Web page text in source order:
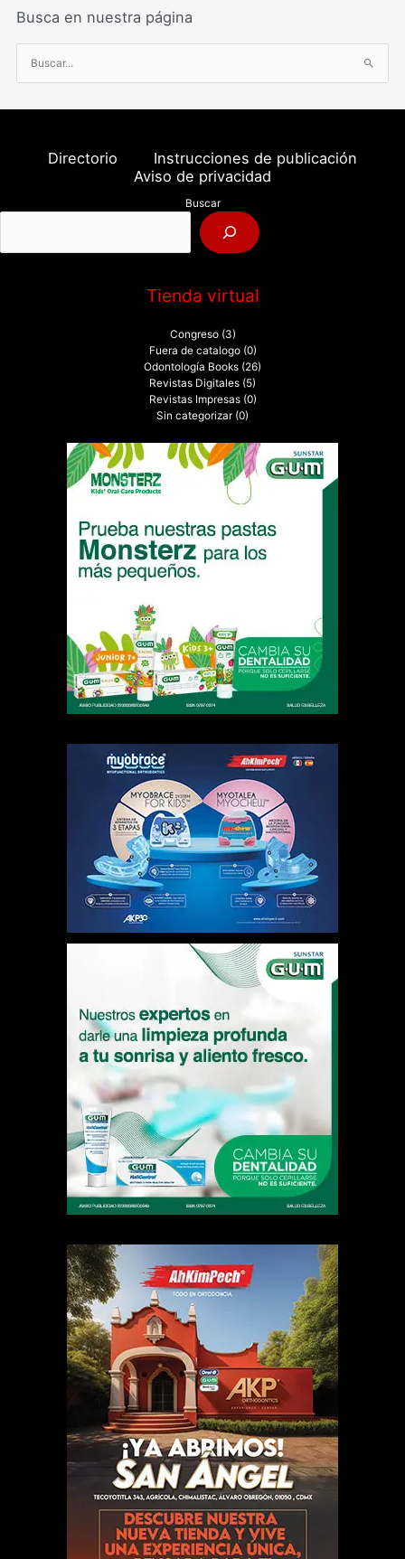
Busca en nuestra página
u
s
o
:
Directorio
Instrucciones de publicación
Aviso de privacidad
Buscar
Tienda virtual
Congreso (3)
Fuera de catalogo (0)
Odontología Books (26)
Revistas Digitales (5)
Revistas Impresas (0)
Sin categorizar (0)